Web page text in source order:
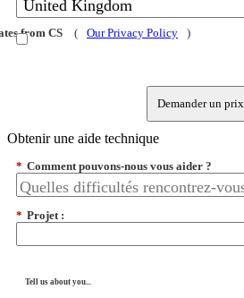
from CS ( Our Privacy Policy )
Demander un prix
Obtenir une aide technique
* Comment pouvons-nous vous aider ?
* Projet :
Tell us about you...